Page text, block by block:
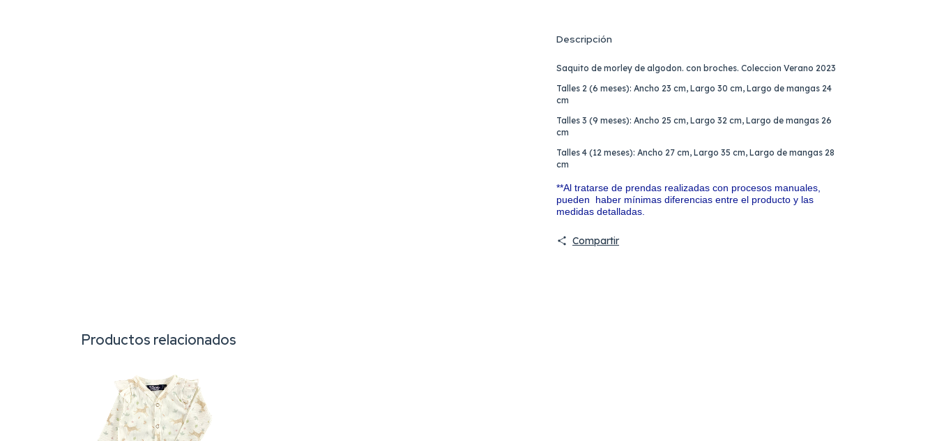
Descripción
Saquito de morley de algodon. con broches. Coleccion Verano 2023
Talles 2 (6 meses): Ancho 23 cm, Largo 30 cm, Largo de mangas 24
cm
Talles 3 (9 meses): Ancho 25 cm, Largo 32 cm, Largo de mangas 26
cm
Talles 4 (12 meses): Ancho 27 cm, Largo 35 cm, Largo de mangas 28
cm
**Al tratarse de prendas realizadas con procesos manuales,
pueden haber mínimas diferencias entre el producto y las
medidas detalladas.
Compartir
Productos relacionados